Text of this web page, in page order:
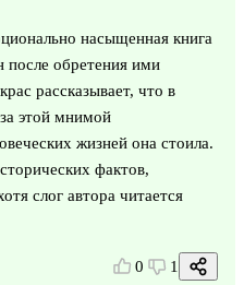
насыщенная книга
после обретения ими
рассказывает, что в
этой мнимой
жизней она стоила.
фактов,
слог автора читается
0 1